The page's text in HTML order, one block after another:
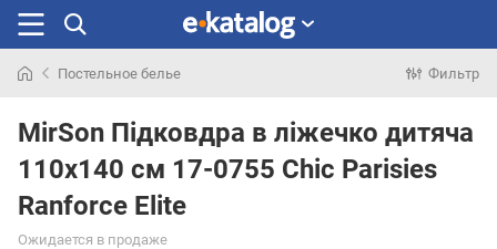
раньше
Постельное белье Фильтр
MirSon Підковдра в ліжечко дитяча
110x140 см 17-0755 Chic Parisies
Ranforce Elite
Ожидается в продаже